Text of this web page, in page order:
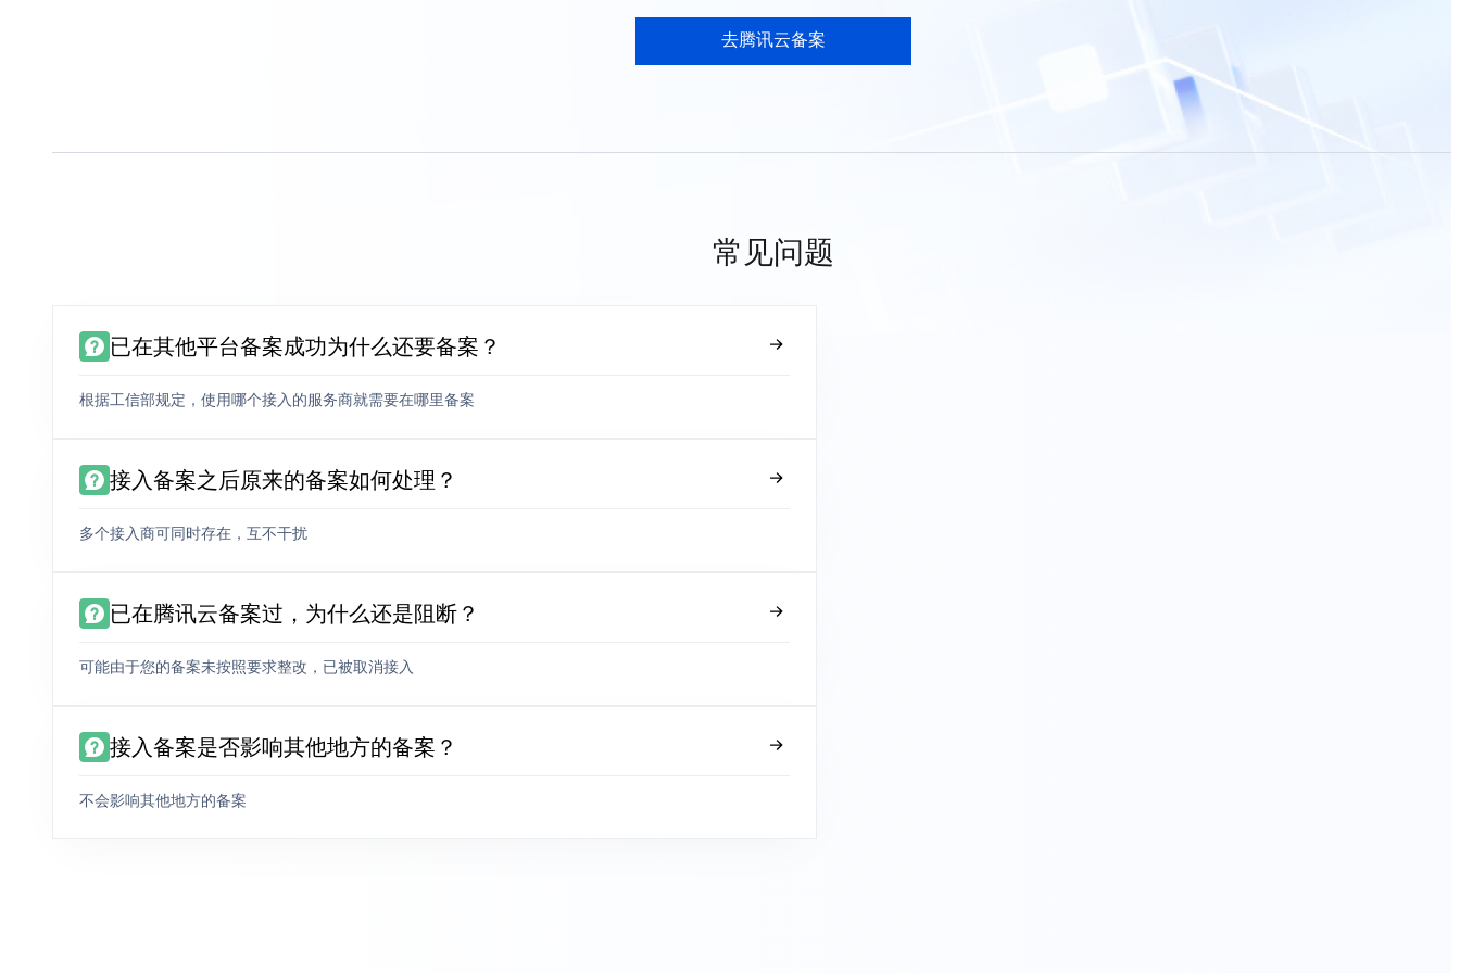
去腾讯云备案
常见问题
已在其他平台备案成功为什么还要备案？
根据工信部规定，使用哪个接入的服务商就需要在哪里备案
接入备案之后原来的备案如何处理？
多个接入商可同时存在，互不干扰
已在腾讯云备案过，为什么还是阻断？
可能由于您的备案未按照要求整改，已被取消接入
接入备案是否影响其他地方的备案？
不会影响其他地方的备案